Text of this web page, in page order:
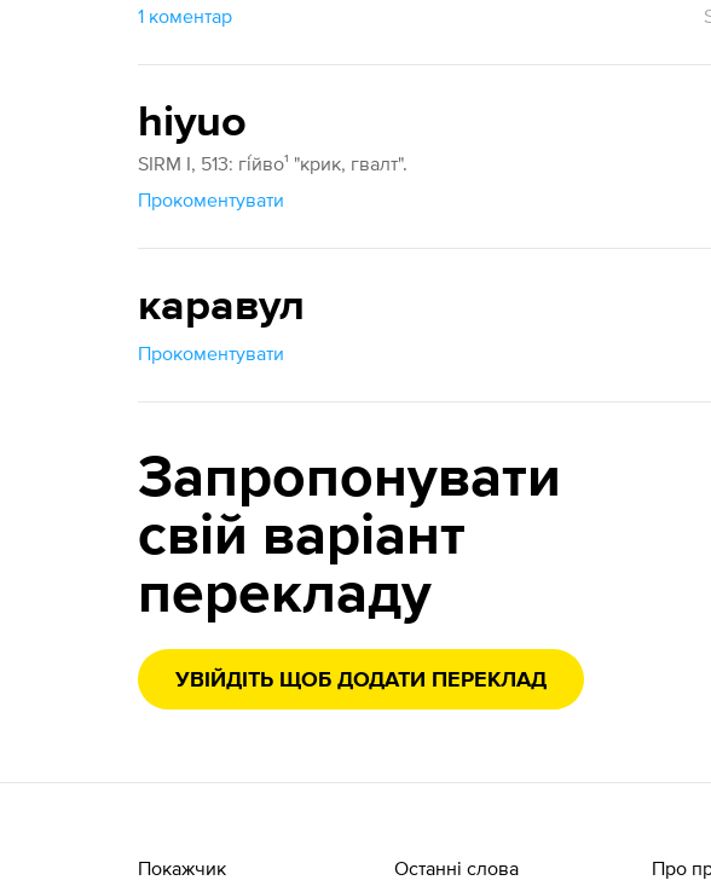
1 коментар
hiyuo
SIRM I, 513: гі́йво¹ "крик, гвалт".
Прокоментувати
каравул
Прокоментувати
Запропонувати
свій варіант
перекладу
УВІЙДІТЬ ЩОБ ДОДАТИ ПЕРЕКЛАД
Покажчик Останні слова Про